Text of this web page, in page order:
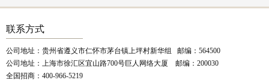
联系方式
公司地址：贵州省遵义市仁怀市茅台镇上坪村新华组 邮编：564500
公司地址：上海市徐汇区宜山路700号巨人网络大厦 邮编：200030
全国招商：400-966-5219